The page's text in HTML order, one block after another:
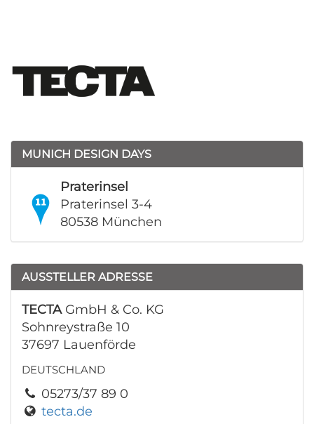
MUNICH DESIGN DAYS
Praterinsel
Praterinsel 3-4
80538 München
AUSSTELLER ADRESSE
TECTAGmbH & Co. KG
Sohnreystraße 10
37697 Lauenförde
DEUTSCHLAND
05273/37 89 0
tecta.de